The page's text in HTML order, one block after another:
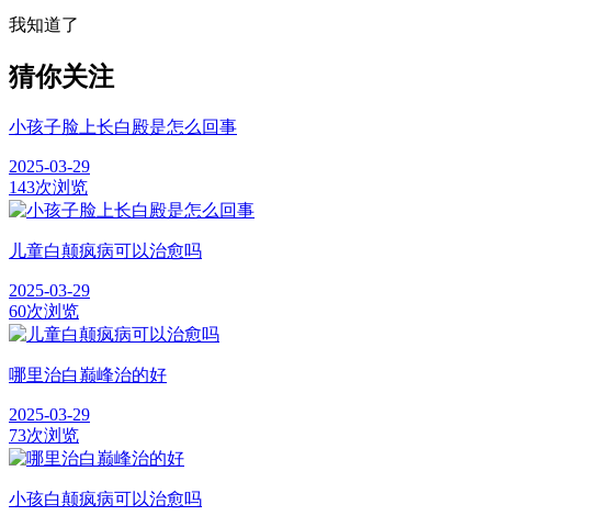
我知道了
猜你关注
小孩子脸上长白殿是怎么回事
2025-03-29
143次浏览
儿童白颠疯病可以治愈吗
2025-03-29
60次浏览
哪里治白巅峰治的好
2025-03-29
73次浏览
小孩白颠疯病可以治愈吗